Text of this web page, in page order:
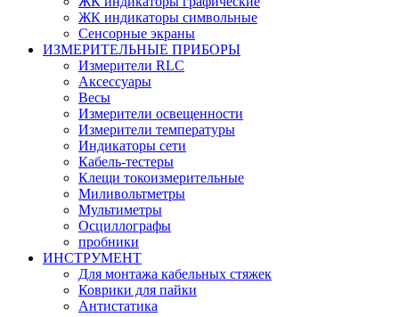
ЖК индикаторы символьные
Сенсорные экраны
ИЗМЕРИТЕЛЬНЫЕ ПРИБОРЫ
Измерители RLC
Аксессуары
Весы
Измерители освещенности
Измерители температуры
Индикаторы сети
Кабель-тестеры
Клещи токоизмерительные
Миливольтметры
Мультиметры
Осциллографы
пробники
ИНСТРУМЕНТ
Для монтажа кабельных стяжек
Коврики для пайки
Антистатика